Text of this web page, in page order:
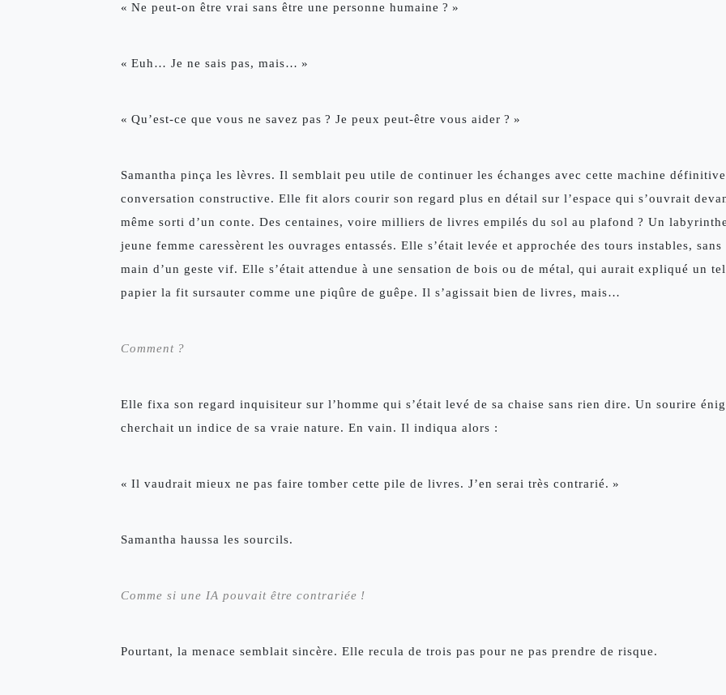
« Ne peut-on être vrai sans être une personne humaine ? »
« Euh… Je ne sais pas, mais… »
« Qu’est-ce que vous ne savez pas ? Je peux peut-être vous aider ? »
Samantha pinça les lèvres. Il semblait peu utile de continuer les échanges avec cette machine
conversation constructive. Elle fit alors courir son regard plus en détail sur l’espace qui s’ouvrait
même sorti d’un conte. Des centaines, voire milliers de livres empilés du sol au plafond ? Un
jeune femme caressèrent les ouvrages entassés. Elle s’était levée et approchée des tours instables,
main d’un geste vif. Elle s’était attendue à une sensation de bois ou de métal, qui aurait expliqué un
papier la fit sursauter comme une piqûre de guêpe. Il s’agissait bien de livres, mais…
Comment ?
Elle fixa son regard inquisiteur sur l’homme qui s’était levé de sa chaise sans rien dire. Un sourire
cherchait un indice de sa vraie nature. En vain. Il indiqua alors :
« Il vaudrait mieux ne pas faire tomber cette pile de livres. J’en serai très contrarié. »
Samantha haussa les sourcils.
Comme si une IA pouvait être contrariée !
Pourtant, la menace semblait sincère. Elle recula de trois pas pour ne pas prendre de risque.